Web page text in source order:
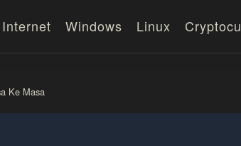
Internet Windows Linux
Ke Masa